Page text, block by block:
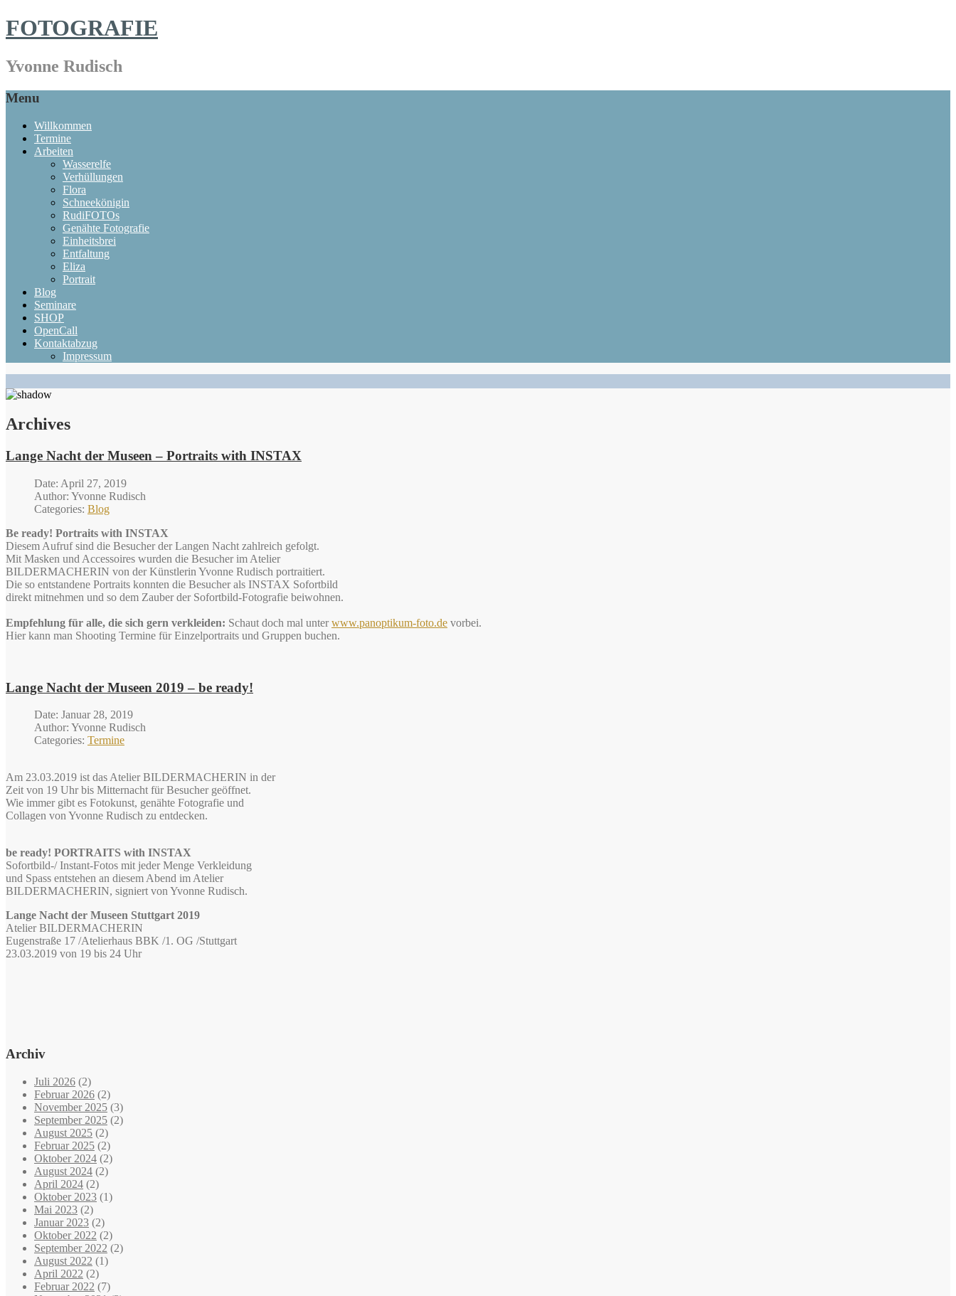
FOTOGRAFIE
Yvonne Rudisch
Menu
Willkommen
Termine
Arbeiten
Wasserelfe
Verhüllungen
Flora
Schneekönigin
RudiFOTOs
Genähte Fotografie
Einheitsbrei
Entfaltung
Eliza
Portrait
Blog
Seminare
SHOP
OpenCall
Kontaktabzug
Impressum
Archives
Lange Nacht der Museen – Portraits with INSTAX
Date: April 27, 2019
Author: Yvonne Rudisch
Categories: Blog
Be ready! Portraits with INSTAX
Diesem Aufruf sind die Besucher der Langen Nacht zahlreich gefolgt.
Mit Masken und Accessoires wurden die Besucher im Atelier
BILDERMACHERIN von der Künstlerin Yvonne Rudisch portraitiert.
Die so entstandene Portraits konnten die Besucher als INSTAX Sofortbild
direkt mitnehmen und so dem Zauber der Sofortbild-Fotografie beiwohnen.
Empfehlung für alle, die sich gern verkleiden: Schaut doch mal unterwww.panoptikum-foto.de vorbei.
Hier kann man Shooting Termine für Einzelportraits und Gruppen buchen.
Lange Nacht der Museen 2019 – be ready!
Date: Januar 28, 2019
Author: Yvonne Rudisch
Categories: Termine
Am 23.03.2019 ist das Atelier BILDERMACHERIN in der
Zeit von 19 Uhr bis Mitternacht für Besucher geöffnet.
Wie immer gibt es Fotokunst, genähte Fotografie und
Collagen von Yvonne Rudisch zu entdecken.
be ready! PORTRAITS with INSTAX
Sofortbild-/ Instant-Fotos mit jeder Menge Verkleidung
und Spass entstehen an diesem Abend im Atelier
BILDERMACHERIN, signiert von Yvonne Rudisch.
Lange Nacht der Museen Stuttgart 2019
Atelier BILDERMACHERIN
Eugenstraße 17 /Atelierhaus BBK /1. OG /Stuttgart
23.03.2019 von 19 bis 24 Uhr
Archiv
Juli 2026 (2)
Februar 2026 (2)
November 2025 (3)
September 2025 (2)
August 2025 (2)
Februar 2025 (2)
Oktober 2024 (2)
August 2024 (2)
April 2024 (2)
Oktober 2023 (1)
Mai 2023 (2)
Januar 2023 (2)
Oktober 2022 (2)
September 2022 (2)
August 2022 (1)
April 2022 (2)
Februar 2022 (7)